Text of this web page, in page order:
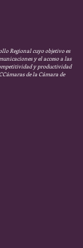
Regional cuyo objetivo es
y el acceso a las
y productividad
de la Cámara de